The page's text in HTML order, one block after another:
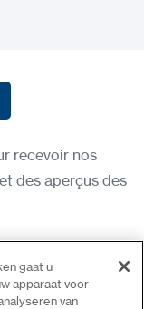
recevoir nos
des aperçus des
gaat u
apparaat voor
van